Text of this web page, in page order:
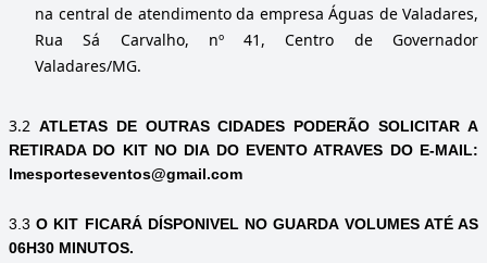
na central de atendimento da empresa Águas de Valadares,
Rua Sá Carvalho, nº 41, Centro de Governador
Valadares/MG.
3.2 ATLETAS DE OUTRAS CIDADES PODERÃO SOLICITAR A
RETIRADA DO KIT NO DIA DO EVENTO ATRAVES DO E-MAIL:
lmesporteseventos@gmail.com
3.3O KIT FICARÁ DÍSPONIVEL NO GUARDA VOLUMES ATÉ AS
06H30 MINUTOS.